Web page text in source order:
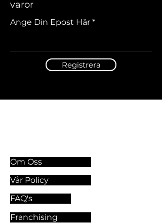
varor
Ange Din Epost Här
Registrera
Om Oss
Vår Policy
FAQ's
Franchising